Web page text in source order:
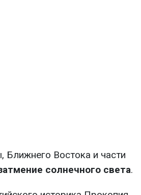
Ближнего Востока и части
солнечного света.